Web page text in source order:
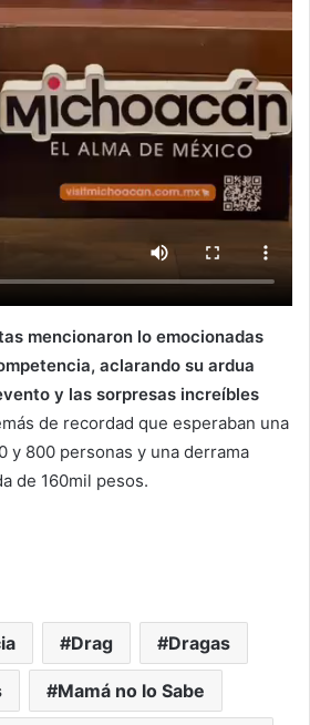
mencionaron lo emocionadas
aclarando su ardua
y las sorpresas increíbles
de recordad que esperaban una
y 800 personas y una derrama
de 160mil pesos.
Drag Dragas
Mamá no lo Sabe